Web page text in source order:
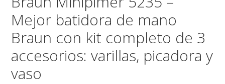
Mejor batidora de mano
Braun con kit completo de 3
accesorios: varillas, picadora y
vaso